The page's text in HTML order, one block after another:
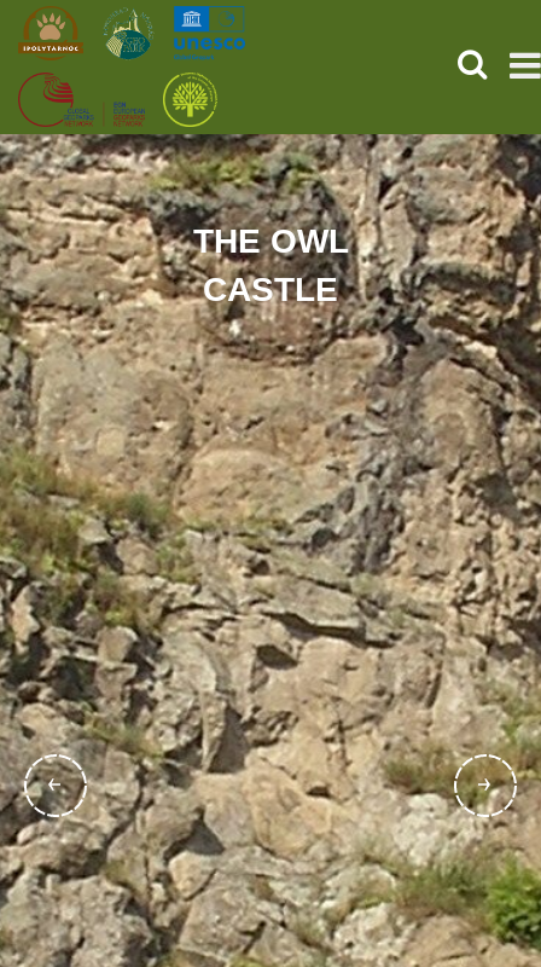
HOME
THE PREHISTORIC POMPEII
SERVICES
PROGRAMS (HU)
NEWS
ABOUT US
GET YOUR TICKET NOW!
SEARCH
THE OWL
CASTLE